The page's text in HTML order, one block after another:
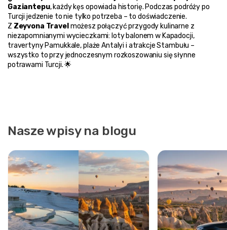
Gaziantepu, każdy kęs opowiada historię. Podczas podróży po
Turcji jedzenie to nie tylko potrzeba – to doświadczenie.
Z Zeyvona Travel możesz połączyć przygody kulinarne z
niezapomnianymi wycieczkami: loty balonem w Kapadocji,
travertyny Pamukkale, plaże Antalyi i atrakcje Stambułu –
wszystko to przy jednoczesnym rozkoszowaniu się słynne
potrawami Turcji. 🌟
Nasze wpisy na blogu